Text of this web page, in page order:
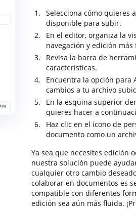
Selecciona cómo quieres
disponible para subir.
En el editor, organiza la
navegación y edición más
Revisa la barra de
características.
Encuentra la opción para
cambios a tu archivo
En la esquina superior
quieres hacer a
Haz clic en el ícono de
documento como un
Ya sea que necesites edición
nuestra solución puede
cualquier otro cambio
colaborar en documentos es
compatible con diferentes
edición sea aún más fluida.